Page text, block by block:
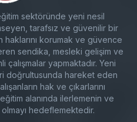
sektöründe yeni nesil
tarafsız ve güvenilir bir
haklarını korumak ve güvence
sendika, mesleki gelişim ve
çalışmalar yapmaktadır. Yeni
doğrultusunda hareket eden
hak ve çıkarlarını
alanında ilerlemenin ve
hedeflemektedir.